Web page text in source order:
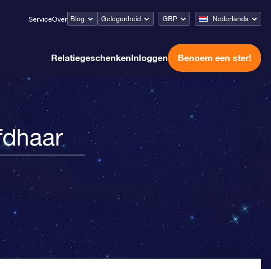
ServiceOver Blog Gelegenheid GBP Nederlands
RelatiegeschenkenInloggen Benoem een ster!